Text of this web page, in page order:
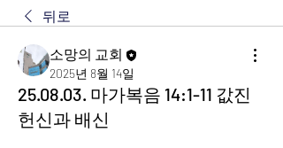
뒤로
소망의 교회
2025년 8월 14일
25.08.03. 마가복음 14:1-11 값진
헌신과 배신